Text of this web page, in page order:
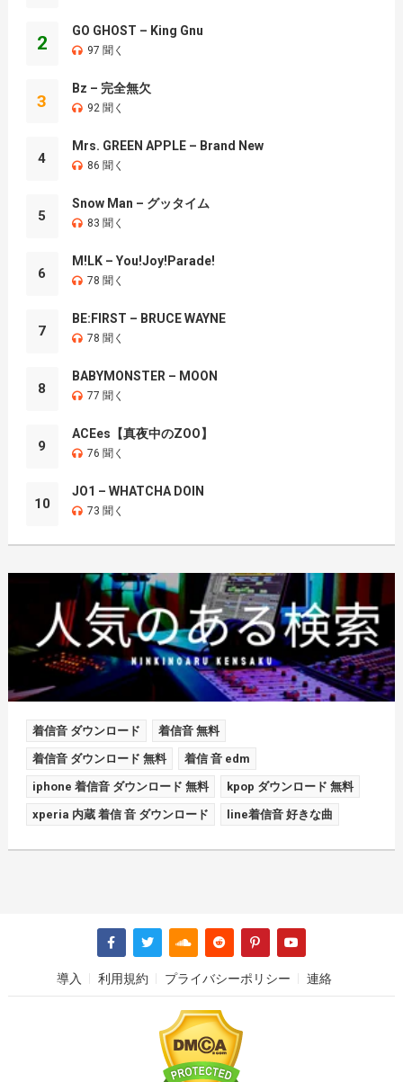
2
GO GHOST – King Gnu
97 聞く
3
Bz – 完全無欠
92 聞く
4
Mrs. GREEN APPLE – Brand New
86 聞く
5
Snow Man – グッタイム
83 聞く
6
M!LK – You!Joy!Parade!
78 聞く
7
BE:FIRST – BRUCE WAYNE
78 聞く
8
BABYMONSTER – MOON
77 聞く
9
ACEes【真夜中のZOO】
76 聞く
10
JO1 – WHATCHA DOIN
73 聞く
着信音 ダウンロード 着信音 無料
着信音 ダウンロード 無料 着信 音 edm
iphone 着信音 ダウンロード 無料 kpop ダウンロード 無料
xperia 内蔵 着信 音 ダウンロード line着信音 好きな曲
導入 利用規約 プライバシーポリシー 連絡